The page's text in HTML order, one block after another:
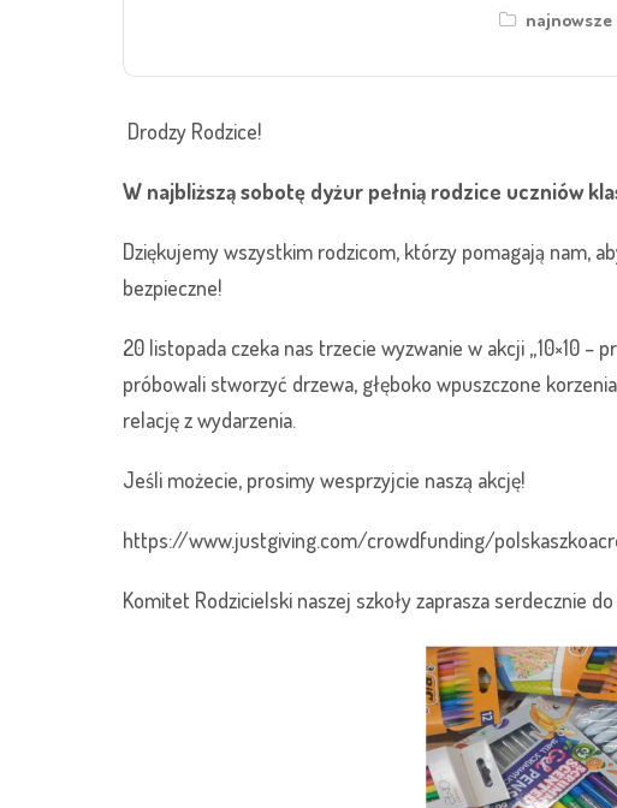
Drodzy Rodzice!
W najbliższą sobotę dyżur pełnią rodzice uczniów
Dziękujemy wszystkim rodzicom, którzy pomagają nam,
bezpieczne!
20 listopada czeka nas trzecie wyzwanie w akcji „10×10 –
próbowali stworzyć drzewa, głęboko wpuszczone
relację z wydarzenia.
Jeśli możecie, prosimy wesprzyjcie naszą akcję!
https://www.justgiving.com/crowdfunding/
Komitet Rodzicielski naszej szkoły zaprasza serdecznie